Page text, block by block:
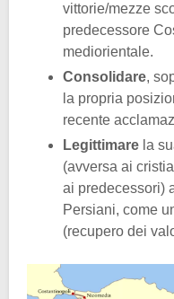
vittorie/mezze
predecessore
mediorientale.
Consolidare,
la propria
recente
Legittimare la
(avversa ai
ai predecessori)
Persiani, come
(recupero dei